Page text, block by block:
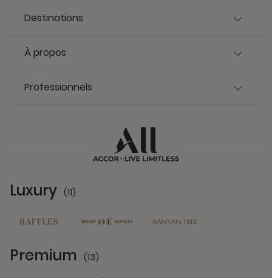
Destinations
À propos
Professionnels
Luxury (11)
Premium (13)